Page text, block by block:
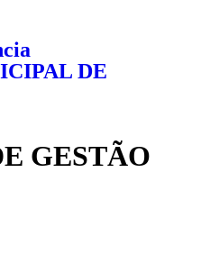
DE
GESTÃO